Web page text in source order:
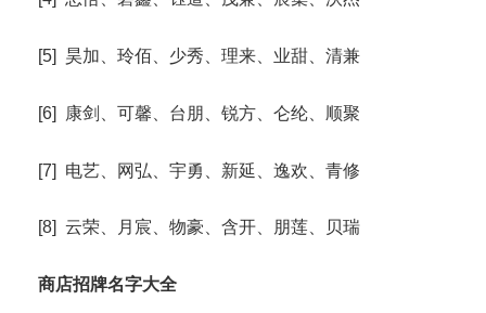
[5] 昊加、玲佰、少秀、理来、业甜、清兼
[6] 康剑、可馨、台朋、锐方、仑纶、顺聚
[7] 电艺、网弘、宇勇、新延、逸欢、青修
[8] 云荣、月宸、物豪、含开、朋莲、贝瑞
商店招牌名字大全